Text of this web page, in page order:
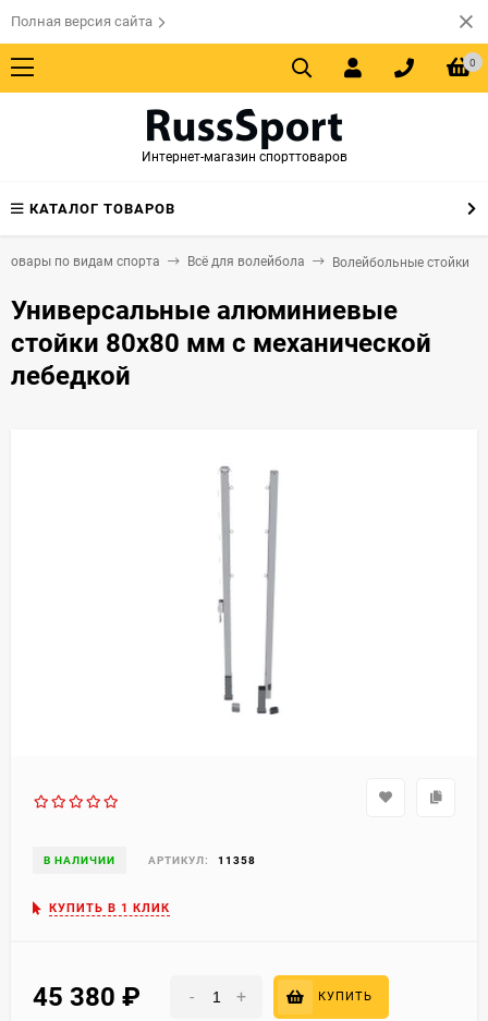
Полная версия сайта
0
Интернет-магазин спорттоваров
КАТАЛОГ ТОВАРОВ
по видам спорта Всё для волейбола Волейбольные стойки
Универсальные алюминиевые
стойки 80х80 мм с механической
лебедкой
В НАЛИЧИИ АРТИКУЛ: 11358
КУПИТЬ В 1 КЛИК
45 380 - + КУПИТЬ